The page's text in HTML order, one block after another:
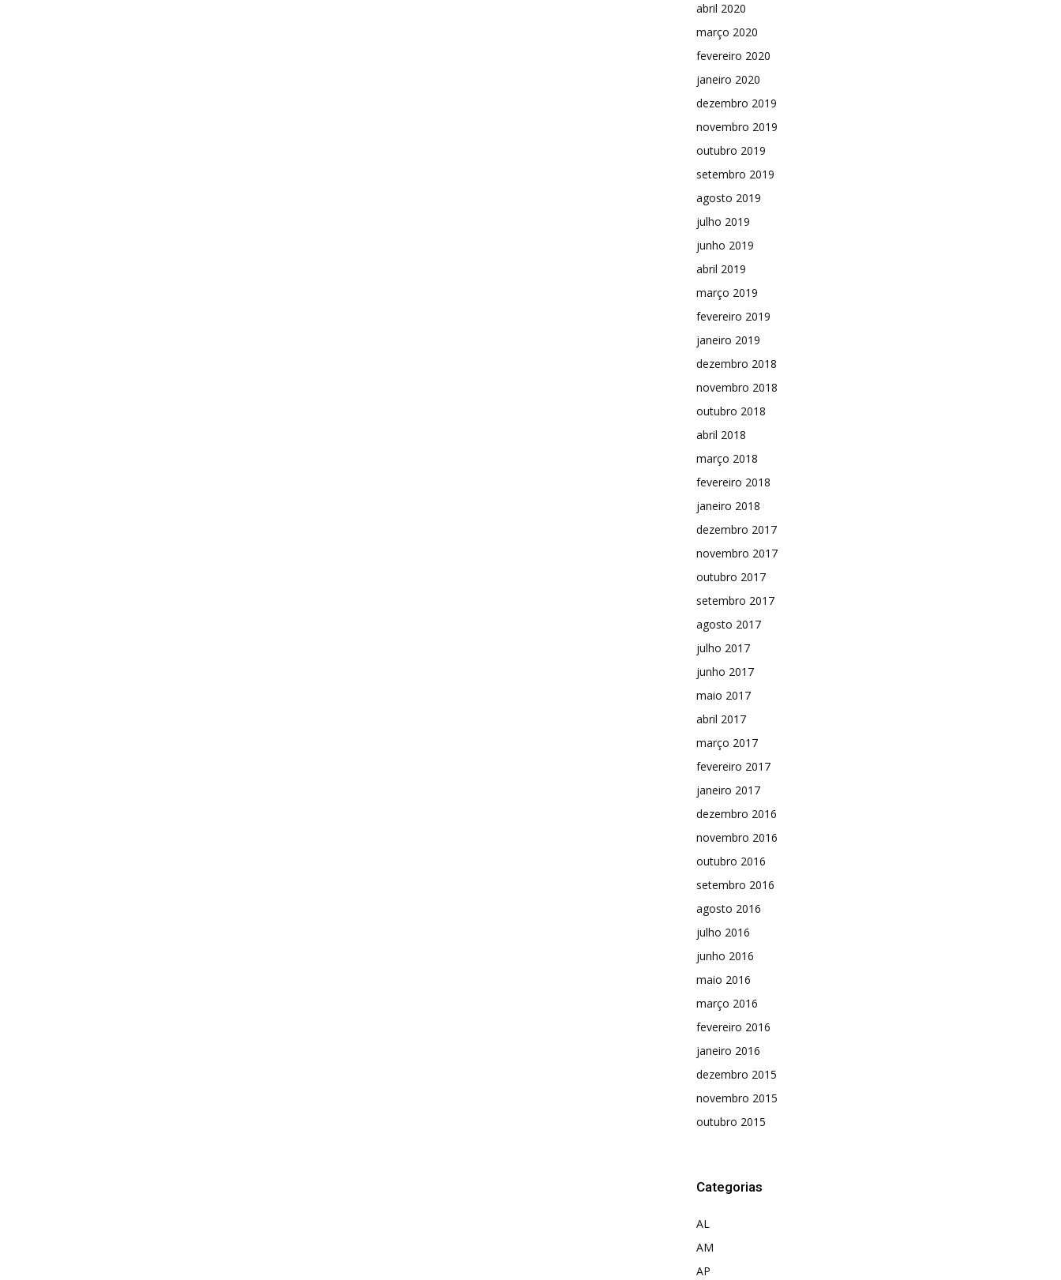
abril 2020
março 2020
fevereiro 2020
janeiro 2020
dezembro 2019
novembro 2019
outubro 2019
setembro 2019
agosto 2019
julho 2019
junho 2019
abril 2019
março 2019
fevereiro 2019
janeiro 2019
dezembro 2018
novembro 2018
outubro 2018
abril 2018
março 2018
fevereiro 2018
janeiro 2018
dezembro 2017
novembro 2017
outubro 2017
setembro 2017
agosto 2017
julho 2017
junho 2017
maio 2017
abril 2017
março 2017
fevereiro 2017
janeiro 2017
dezembro 2016
novembro 2016
outubro 2016
setembro 2016
agosto 2016
julho 2016
junho 2016
maio 2016
março 2016
fevereiro 2016
janeiro 2016
dezembro 2015
novembro 2015
outubro 2015
Categorias
AL
AM
AP